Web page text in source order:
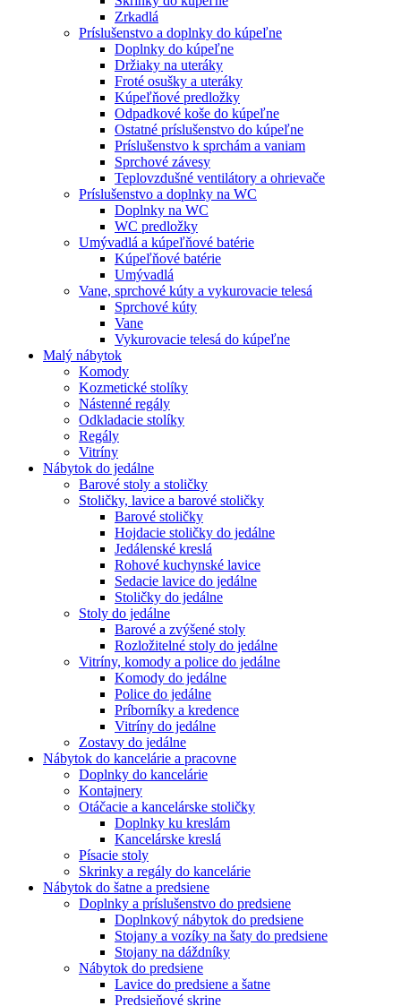
Zrkadlá
Príslušenstvo a doplnky do kúpeľne
Doplnky do kúpeľne
Držiaky na uteráky
Froté osušky a uteráky
Kúpeľňové predložky
Odpadkové koše do kúpeľne
Ostatné príslušenstvo do kúpeľne
Príslušenstvo k sprchám a vaniam
Sprchové závesy
Teplovzdušné ventilátory a ohrievače
Príslušenstvo a doplnky na WC
Doplnky na WC
WC predložky
Umývadlá a kúpeľňové batérie
Kúpeľňové batérie
Umývadlá
Vane, sprchové kúty a vykurovacie telesá
Sprchové kúty
Vane
Vykurovacie telesá do kúpeľne
Malý nábytok
Komody
Kozmetické stolíky
Nástenné regály
Odkladacie stolíky
Regály
Vitríny
Nábytok do jedálne
Barové stoly a stoličky
Stoličky, lavice a barové stoličky
Barové stoličky
Hojdacie stoličky do jedálne
Jedálenské kreslá
Rohové kuchynské lavice
Sedacie lavice do jedálne
Stoličky do jedálne
Stoly do jedálne
Barové a zvýšené stoly
Rozložitelné stoly do jedálne
Vitríny, komody a police do jedálne
Komody do jedálne
Police do jedálne
Príborníky a kredence
Vitríny do jedálne
Zostavy do jedálne
Nábytok do kancelárie a pracovne
Doplnky do kancelárie
Kontajnery
Otáčacie a kancelárske stoličky
Doplnky ku kreslám
Kancelárske kreslá
Písacie stoly
Skrinky a regály do kancelárie
Nábytok do šatne a predsiene
Doplnky a príslušenstvo do predsiene
Doplnkový nábytok do predsiene
Stojany a vozíky na šaty do predsiene
Stojany na dáždníky
Nábytok do predsiene
Lavice do predsiene a šatne
Predsieňové skrine